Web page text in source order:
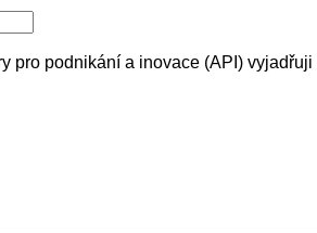
pro podnikání a inovace (API)